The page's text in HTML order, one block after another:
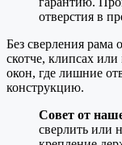
отверстия в
Без сверления рама
скотче, клипсах
окон, где лишние
конструкцию.
Совет от
сверлить или